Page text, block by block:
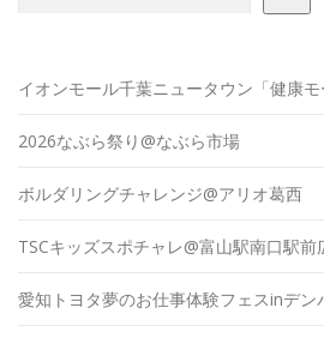
イオンモール千葉ニュータウン「健康モ
2026なぶら祭り@なぶら市場
ボルダリングチャレンジ@アリオ葛西
TSCキッズスポチャレ@富山駅南口駅前
愛知トヨタ夢のお仕事体験フェスinデン